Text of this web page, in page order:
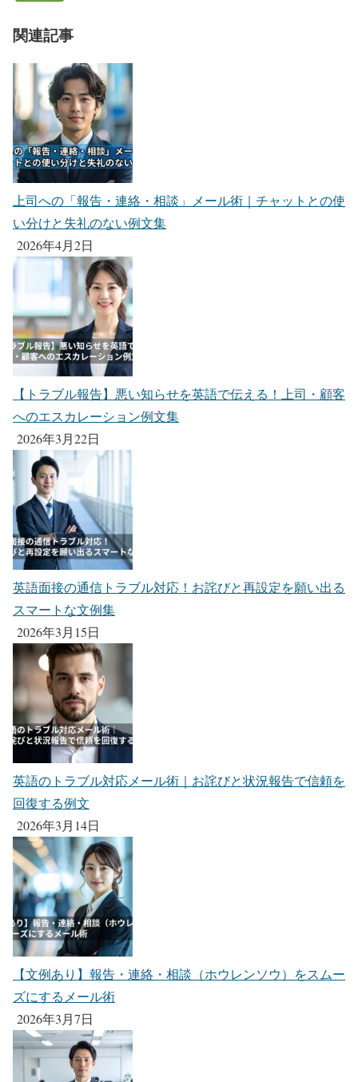
関連記事
上司への「報告・連絡・相談」メール術｜チャットとの使
い分けと失礼のない例文集
2026年4月2日
【トラブル報告】悪い知らせを英語で伝える！上司・顧客
へのエスカレーション例文集
2026年3月22日
英語面接の通信トラブル対応！お詫びと再設定を願い出る
スマートな文例集
2026年3月15日
英語のトラブル対応メール術｜お詫びと状況報告で信頼を
回復する例文
2026年3月14日
【文例あり】報告・連絡・相談（ホウレンソウ）をスムー
ズにするメール術
2026年3月7日